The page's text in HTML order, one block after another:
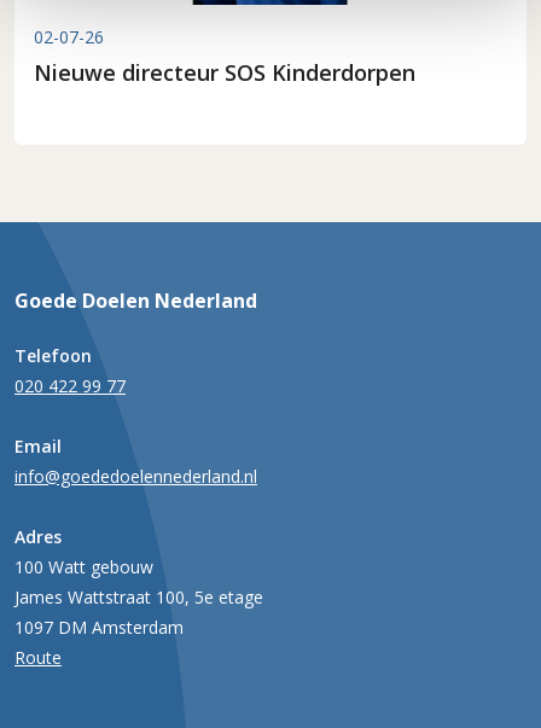
02-07-26
Nieuwe directeur SOS Kinderdorpen
Goede Doelen Nederland
Telefoon
020 422 99 77
Email
info@goededoelennederland.nl
Adres
100 Watt gebouw
James Wattstraat 100, 5e etage
1097 DM Amsterdam
Route